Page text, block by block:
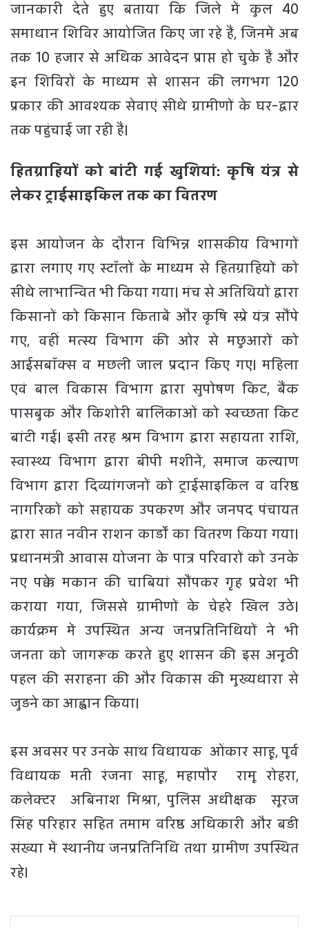
जानकारी देते हुए बताया कि जिले में कुल 40
समाधान शिविर आयोजित किए जा रहे हैं, जिनमें अब
तक 10 हजार से अधिक आवेदन प्राप्त हो चुके हैं और
इन शिविरों के माध्यम से शासन की लगभग 120
प्रकार की आवश्यक सेवाएं सीधे ग्रामीणों के घर-द्वार
तक पहुंचाई जा रही हैं।
हितग्राहियों को बांटी गई खुशियां: कृषि यंत्र से
लेकर ट्राईसाइकिल तक का वितरण
इस आयोजन के दौरान विभिन्न शासकीय विभागों
द्वारा लगाए गए स्टॉलों के माध्यम से हितग्राहियों को
सीधे लाभान्वित भी किया गया। मंच से अतिथियों द्वारा
किसानों को किसान किताबें और कृषि स्प्रे यंत्र सौंपे
गए, वहीं मत्स्य विभाग की ओर से मछुआरों को
आईसबॉक्स व मछली जाल प्रदान किए गए। महिला
एवं बाल विकास विभाग द्वारा सुपोषण किट, बैंक
पासबुक और किशोरी बालिकाओं को स्वच्छता किट
बांटी गई। इसी तरह श्रम विभाग द्वारा सहायता राशि,
स्वास्थ्य विभाग द्वारा बीपी मशीनें, समाज कल्याण
विभाग द्वारा दिव्यांगजनों को ट्राईसाइकिल व वरिष्ठ
नागरिकों को सहायक उपकरण और जनपद पंचायत
द्वारा सात नवीन राशन कार्डों का वितरण किया गया।
प्रधानमंत्री आवास योजना के पात्र परिवारों को उनके
नए पक्के मकान की चाबियां सौंपकर गृह प्रवेश भी
कराया गया, जिससे ग्रामीणों के चेहरे खिल उठे।
कार्यक्रम में उपस्थित अन्य जनप्रतिनिधियों ने भी
जनता को जागरूक करते हुए शासन की इस अनूठी
पहल की सराहना की और विकास की मुख्यधारा से
जुड़ने का आह्वान किया।
इस अवसर पर उनके साथ विधायक ओंकार साहू, पूर्व
विधायक मती रंजना साहू, महापौर रामू रोहरा,
कलेक्टर अबिनाश मिश्रा, पुलिस अधीक्षक सूरज
सिंह परिहार सहित तमाम वरिष्ठ अधिकारी और बड़ी
संख्या में स्थानीय जनप्रतिनिधि तथा ग्रामीण उपस्थित
रहे।